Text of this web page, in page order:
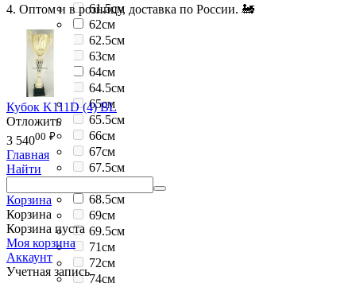
61.5см
62см
62.5см
63см
64см
64.5см
65см
65.5см
66см
67см
67.5см
68.5см
69см
69.5см
71см
72см
74см
4. Оптом и в розницу, доставка по России. 🚂
Кубок K111D (4) BL
Отложить
3 54000 ₽
Главная
Найти
Корзина
Корзина
Корзина пуста
Моя корзина
Аккаунт
Учетная запись